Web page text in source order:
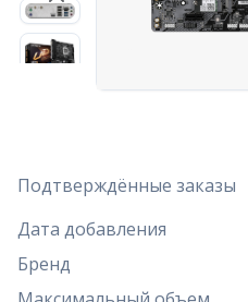
Подтверждённые заказы
Дата добавления
Бренд